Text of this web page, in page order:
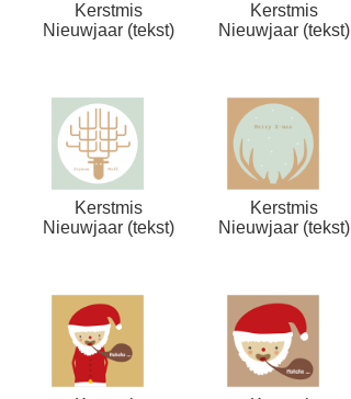
Kerstmis
Nieuwjaar (tekst)
Kerstmis
Nieuwjaar (tekst)
Kerstmis
Nieuwjaar (tekst)
Kerstmis
Nieuwjaar (tekst)